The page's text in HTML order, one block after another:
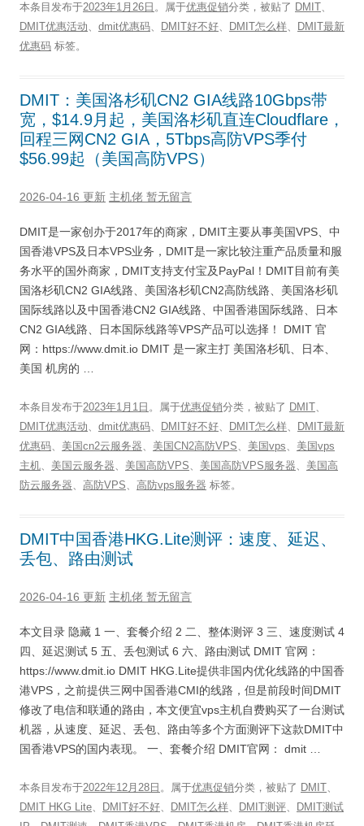
本条目发布于2023年1月26日 。属于优惠促销分类，被贴了 DMIT、
DMIT优惠活动、 dmit优惠码、 DMIT好不好、 DMIT怎么样、
DMIT最新
优惠码 标签。
DMIT：美国洛杉矶CN2 GIA线路10Gbps带
宽，$14.9月起，美国洛杉矶直连Cloudflare，
回程三网CN2 GIA，5Tbps高防VPS季付
$56.99起（美国高防VPS）
2026-04-16 更新 主机佬 暂无留言
DMIT是一家创办于2017年的商家，DMIT主要从事美国VPS、中
国香港VPS及日本VPS业务，DMIT是一家比较注重产品质量和服
务水平的国外商家，DMIT支持支付宝及PayPal！DMIT目前有美
国洛杉矶CN2 GIA线路、美国洛杉矶CN2高防线路、美国洛杉矶
国际线路以及中国香港CN2 GIA线路、中国香港国际线路、日本
CN2 GIA线路、日本国际线路等VPS产品可以选择！ DMIT 官
网：https://www.dmit.io DMIT 是一家主打 美国洛杉矶、日本、
美国 机房的 …
本条目发布于2023年1月1日 。属于优惠促销分类，被贴了 DMIT、
DMIT优惠活动、 dmit优惠码、 DMIT好不好、 DMIT怎么样、
DMIT最新
优惠码、 美国cn2云服务器、 美国CN2高防VPS、 美国vps、 美国vps
主机、 美国云服务器、 美国高防VPS、 美国高防VPS服务器、 美国高
防云服务器、 高防VPS、 高防vps服务器 标签。
DMIT中国香港HKG.Lite测评：速度、延迟、
丢包、路由测试
2026-04-16 更新 主机佬 暂无留言
本文目录 隐藏 1 一、套餐介绍 2 二、整体测评 3 三、速度测试 4
四、延迟测试 5 五、丢包测试 6 六、路由测试 DMIT 官网：
https://www.dmit.io DMIT HKG.Lite提供非国内优化线路的中国香
港VPS，之前提供三网中国香港CMI的线路，但是前段时间DMIT
修改了电信和联通的路由，本文便宜vps主机自费购买了一台测试
机器，从速度、延迟、丢包、路由等多个方面测评下这款DMIT中
国香港VPS的国内表现。 一、套餐介绍 DMIT官网： dmit …
本条目发布于2022年12月28日 。属于优惠促销分类，被贴了 DMIT、
DMIT HKG Lite、 DMIT好不好、 DMIT怎么样、 DMIT测评、
DMIT测试